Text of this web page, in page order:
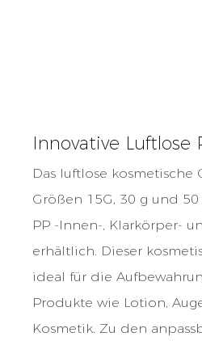
Innovative Luftlose
Das luftlose kosmetische
Größen 15G, 30 g und
PP -Innen-, Klarkörper-
erhältlich. Dieser
ideal für die
Produkte wie Lotion,
Kosmetik. Zu den